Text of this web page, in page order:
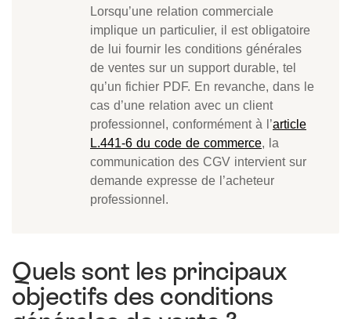
Lorsqu’une relation commerciale
implique un particulier, il est obligatoire
de lui fournir les conditions générales
de ventes sur un support durable, tel
qu’un fichier PDF. En revanche, dans le
cas d’une relation avec un client
professionnel, conformément à l’article
L.441-6 du code de commerce, la
communication des CGV intervient sur
demande expresse de l’acheteur
professionnel.
Quels sont les principaux
objectifs des conditions